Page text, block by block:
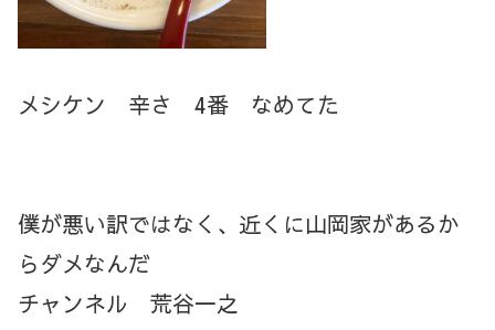
メシケン 辛さ 4番 なめてた
僕が悪い訳ではなく、近くに山岡家があるか
らダメなんだ
チャンネル 荒谷一之